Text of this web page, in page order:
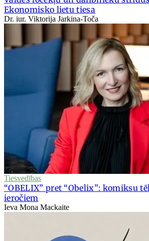
Ekonomisko lietu tiesa
Dr. iur. Viktorija Jarkina-Toča
Tiesvedības
“OBELIX” pret “Obelix”: komiksu
ieročiem
Ieva Mona Mackaite